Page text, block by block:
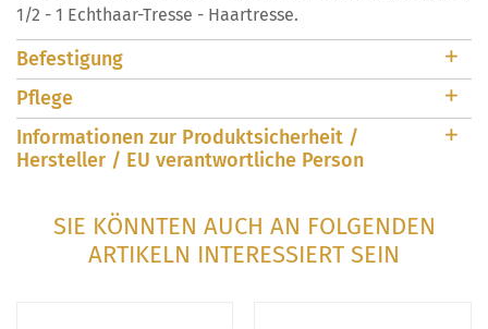
1/2 - 1 Echthaar-Tresse - Haartresse.
Befestigung
Pflege
Informationen zur Produktsicherheit /
Hersteller / EU verantwortliche Person
SIE KÖNNTEN AUCH AN FOLGENDEN
ARTIKELN INTERESSIERT SEIN